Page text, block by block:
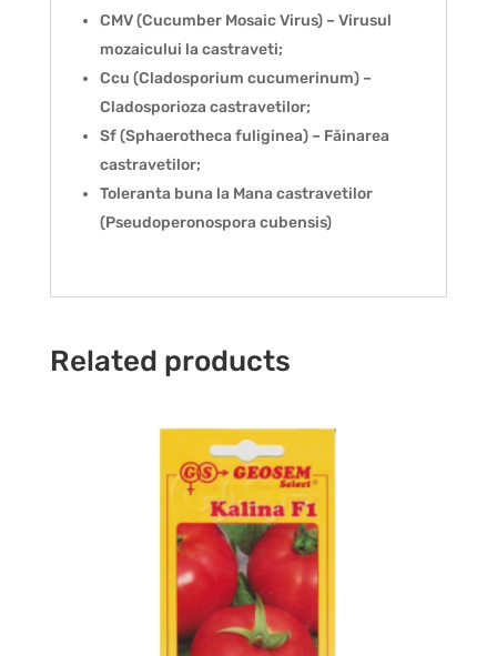
CMV (Cucumber Mosaic Virus) – Virusul
mozaicului la castraveti;
Ccu (Cladosporium cucumerinum) –
Cladosporioza castravetilor;
Sf (Sphaerotheca fuliginea) – Făinarea
castravetilor;
Toleranta buna la Mana castravetilor
(Pseudoperonospora cubensis)
Related products